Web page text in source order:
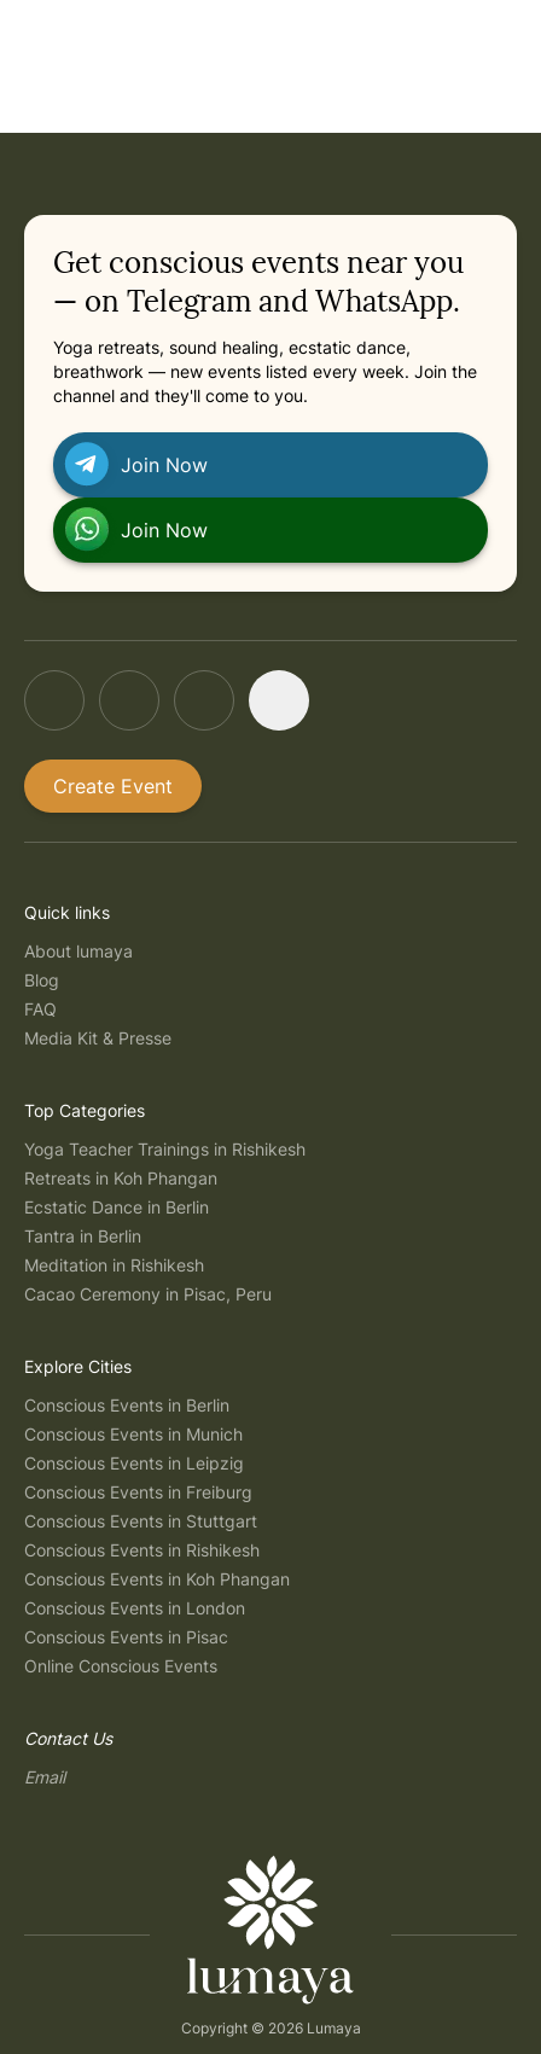
Get conscious events near you
— on Telegram and WhatsApp.
Yoga retreats, sound healing, ecstatic dance,
breathwork — new events listed every week. Join the
channel and they'll come to you.
Join Now
Join Now
Create Event
Quick links
About lumaya
Blog
FAQ
Media Kit & Presse
Top Categories
Yoga Teacher Trainings in Rishikesh
Retreats in Koh Phangan
Ecstatic Dance in Berlin
Tantra in Berlin
Meditation in Rishikesh
Cacao Ceremony in Pisac, Peru
Explore Cities
Conscious Events in Berlin
Conscious Events in Munich
Conscious Events in Leipzig
Conscious Events in Freiburg
Conscious Events in Stuttgart
Conscious Events in Rishikesh
Conscious Events in Koh Phangan
Conscious Events in London
Conscious Events in Pisac
Online Conscious Events
Contact Us
Email
Copyright © 2026 Lumaya